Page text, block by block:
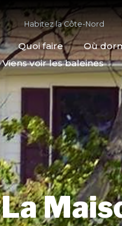
Habitez la Côte-Nord
Quoi faire Où
Viens voir les baleines
La